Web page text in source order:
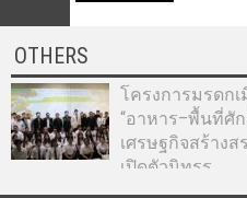
OTHERS
โครงการมรดก
“อาหาร–พื้นที่ศั
เศรษฐกิจสร้างส
เปิดตัวนิทรร...